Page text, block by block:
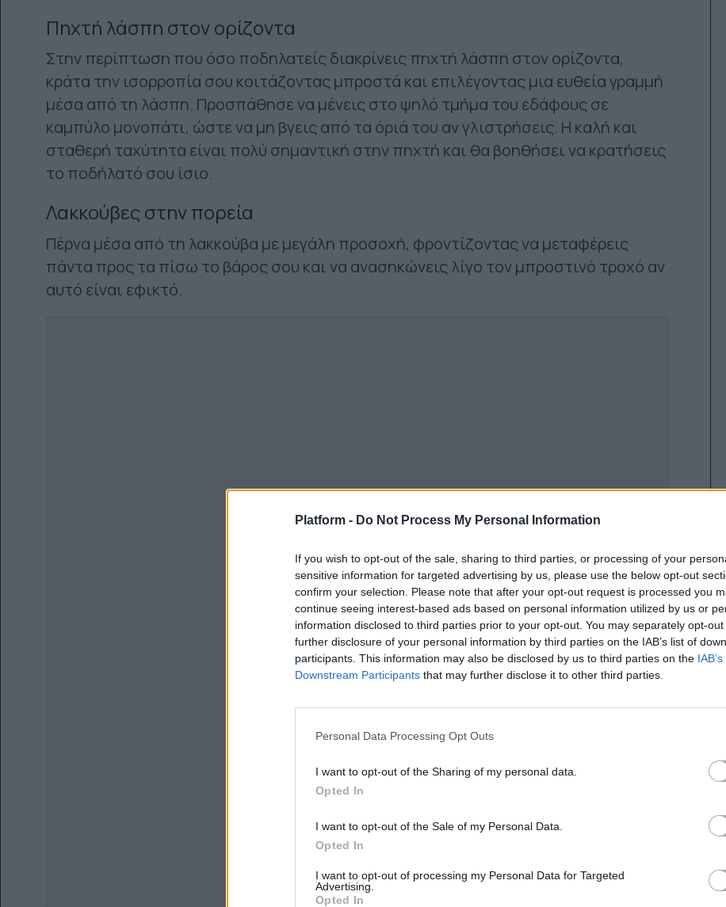
Platform - Do Not Process My Personal Information
If you wish to opt-out of the sale, sharing to third parties, or processing of your
sensitive information for targeted advertising by us, please use the below opt-out
confirm your selection. Please note that after your opt-out request is processed you
continue seeing interest-based ads based on personal information utilized by us or
information disclosed to third parties prior to your opt-out. You may separately opt-
further disclosure of your personal information by third parties on the IAB’s list of
participants. This information may also be disclosed by us to third parties on the
Downstream Participants that may further disclose it to other third parties.
Personal Data Processing Opt Outs
I want to opt-out of the Sharing of my personal data.
Opted In
I want to opt-out of the Sale of my Personal Data.
Opted In
I want to opt-out of processing my Personal Data for Targeted
Advertising.
Opted In
Πηχτή λάσπη στον ορίζοντα
Στην περίπτωση που όσο ποδηλατείς διακρίνεις πηχτή λάσπη στον ορίζοντα,
κράτα την ισορροπία σου κοιτάζοντας μπροστά και επιλέγοντας μια ευθεία γραμμή
μέσα από τη λάσπη. Προσπάθησε να μένεις στο ψηλό τμήμα του εδάφους σε
καμπύλο μονοπάτι, ώστε να μη βγεις από τα όριά του αν γλιστρήσεις. Η καλή και
σταθερή ταχύτητα είναι πολύ σημαντική στην πηχτή και θα βοηθήσει να κρατήσεις
το ποδήλατό σου ίσιο.
Λακκούβες στην πορεία
Πέρνα μέσα από τη λακκούβα με μεγάλη προσοχή, φροντίζοντας να μεταφέρεις
πάντα προς τα πίσω το βάρος σου και να ανασηκώνεις λίγο τον μπροστινό τροχό αν
αυτό είναι εφικτό.